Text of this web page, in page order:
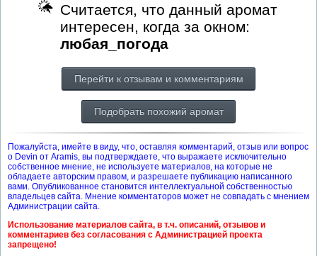
Считается, что данный аромат
интересен, когда за окном:
любая_погода
Перейти к отзывам и комментариям
Подобрать похожий аромат
Пожалуйста, имейте в виду, что, оставляя комментарий, отзыв или вопрос
о Devin от Aramis, вы подтверждаете, что выражаете исключительно
собственное мнение, не используете материалов, на которые не
обладаете авторским правом, и разрешаете публикацию написанного
вами. Опубликованное становится интеллектуальной собственностью
владельцев сайта. Мнение комментаторов может не совпадать с мнением
Администрации сайта.
Использование материалов сайта, в т.ч. описаний, отзывов и
комментариев без согласования с Администрацией проекта
запрещено!